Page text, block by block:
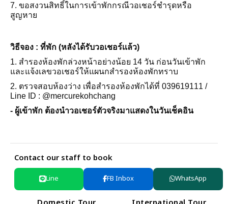
7. ขอสงวนสิทธิ์ในการเข้าพักกรณีวอเชอร์ชำรุดหรือ
สูญหาย
วิธีจอง : ที่พัก (หลังได้รับวอเชอร์เเล้ว)
1. สำรองห้องพักล่วงหน้าอย่างน้อย 14 วัน ก่อนวันเข้าพัก
และแจ้งเลขวอเชอร์ให้แผนกสำรองห้องพักทราบ
2. ตรวจสอบห้องว่าง เพื่อสำรองห้องพักได้ที่ 039619111 /
Line ID : @mercurekohchang
- ผู้เข้าพัก ต้องนำวอเชอร์ตัวจริงมาแสดงในวันเช็คอิน
Contact our staff to book
Line FB Inbox WhatsApp